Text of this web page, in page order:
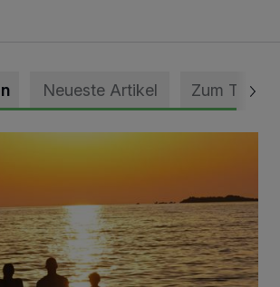
Neueste Artikel Zum Thema
gesucht